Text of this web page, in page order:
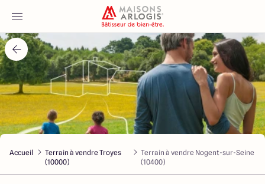
Accueil
Nos maisons
Nos annonces
Votre projet
Accueil
Terrain à vendre Troyes
(10000)
Terrain à vendre Nogent-sur-Seine
(10400)